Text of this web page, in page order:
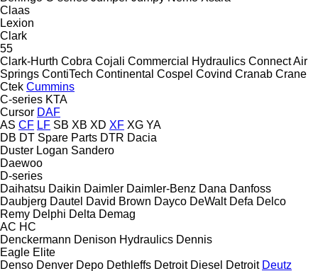
Claas
Lexion
Clark
55
Clark-Hurth Cobra Cojali Commercial Hydraulics Connect Air
Springs ContiTech Continental Cospel Covind Cranab Crane
Ctek Cummins
C-series KTA
Cursor DAF
AS CF LF SB XB XD XF XG YA
DB DT Spare Parts DTR Dacia
Duster Logan Sandero
Daewoo
D-series
Daihatsu Daikin Daimler Daimler-Benz Dana Danfoss
Daubjerg Dautel David Brown Dayco DeWalt Defa Delco
Remy Delphi Delta Demag
AC HC
Denckermann Denison Hydraulics Dennis
Eagle Elite
Denso Denver Depo Dethleffs Detroit Diesel Detroit Deutz